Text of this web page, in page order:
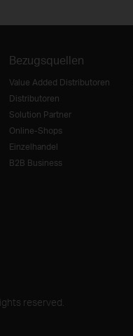
Bezugsquellen
Value Added Distributoren
Distributoren
Solution Partner
Online-Shops
Einzelhandel
B2B Business
reserved.